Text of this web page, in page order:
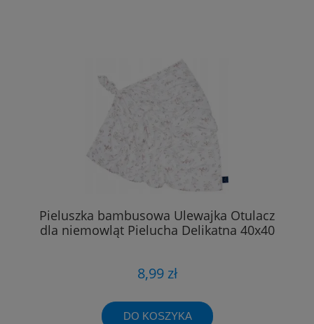
Pieluszka bambusowa Ulewajka Otulacz
dla niemowląt Pielucha Delikatna 40x40
8,99 zł
DO KOSZYKA